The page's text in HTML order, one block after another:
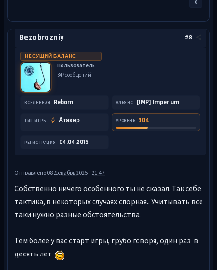
0
#8
Bezobrazniy
НЕСУЩИЙ БАЛАНС
Пользователь
347 сообщений
ВСЕЛЕННАЯ Reborn АЛЬЯНС [IMP] Imperium
ТИП ИГРЫ Атакер УРОВЕНЬ 404
РЕГИСТРАЦИЯ 04.04.2015
Отправлено08 Декабрь 2025 - 21:47
Собственно ничего особенного ты не сказал. Так себе
тактика, в некоторых случаях спорная.. Учитывать все
таки нужно разные обстоятельства.
Тем более у вас старт игры, грубо говоря, один раз в
десять лет